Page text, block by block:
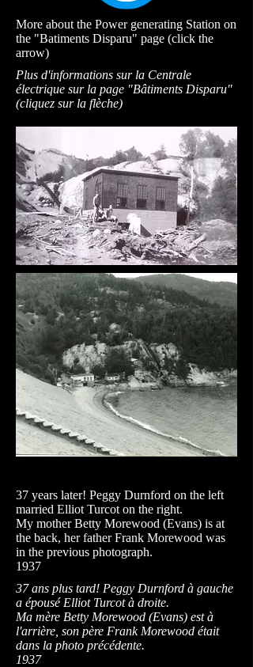
More about the Power generating Station on
the "Batiments Disparu" page (click the
arrow)
Plus d'informations sur la Centrale
électrique sur la page "Bâtiments Disparu"
(cliquez sur la flèche)
37 years later! Peggy Durnford on the left
married Elliot Turcot on the right.
My mother Betty Morewood (Evans) is at
the back, her father Frank Morewood was
in the previous photograph.
1937
37 ans plus tard! Peggy Durnford à gauche
a épousé Elliot Turcot à droite.
Ma mère Betty Morewood (Evans) est à
l'arrière, son père Frank Morewood était
dans la photo précédente.
1937